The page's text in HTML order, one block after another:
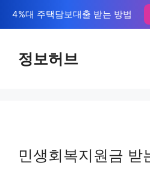
텐
4%대 주택담보대출 받는 방법
정보허브
민생회복지원금 받